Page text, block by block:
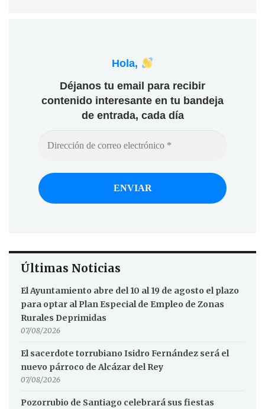
Hola,
Déjanos tu email para recibir
contenido interesante en tu bandeja
de entrada, cada día
Últimas Noticias
El Ayuntamiento abre del 10 al 19 de agosto el plazo
para optar al Plan Especial de Empleo de Zonas
Rurales Deprimidas
07/08/2026
El sacerdote torrubiano Isidro Fernández será el
nuevo párroco de Alcázar del Rey
07/08/2026
Pozorrubio de Santiago celebrará sus fiestas